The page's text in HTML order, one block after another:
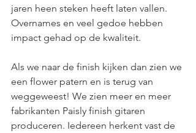
jaren heen steken heeft laten vallen.
Overnames en veel gedoe hebben
impact gehad op de kwaliteit.
Als we naar de finish kijken dan zien we
een flower patern en is terug van
weggeweest! We zien meer en meer
fabrikanten Paisly finish gitaren
produceren. Iedereen herkent vast de